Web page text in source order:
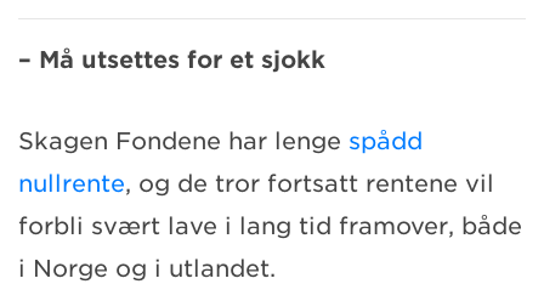
– Må utsettes for et sjokk
Skagen Fondene har lenge spådd
nullrente, og de tror fortsatt rentene vil
forbli svært lave i lang tid framover, både
i Norge og i utlandet.